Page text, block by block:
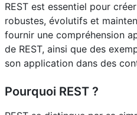
REST est essentiel pour
robustes, évolutifs et
fournir une compréhension
de REST, ainsi que des
son application dans des
Pourquoi REST ?